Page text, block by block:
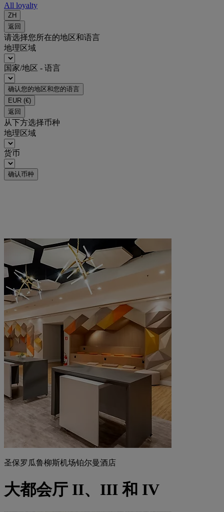
All loyalty
ZH
返回
请选择您所在的地区和语言
地理区域
国家/地区 - 语言
确认您的地区和您的语言
EUR (€)
返回
从下方选择币种
地理区域
货币
确认币种
圣保罗瓜鲁柳斯机场铂尔曼酒店
大都会厅 II、III 和 IV